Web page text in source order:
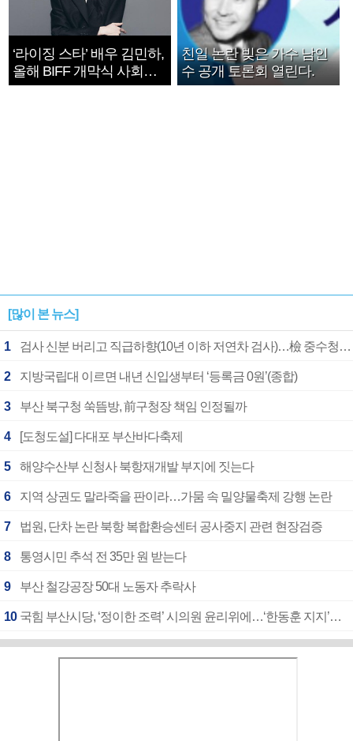
‘라이징 스타’ 배우 김민하,
올해 BIFF 개막식 사회자
확정
친일 논란 빚은 가수 남인
수 공개 토론회 열린다.
[많이 본 뉴스]
1 검사 신분 버리고 직급하향(10년 이하 저연차 검사)…檢 중수청행 기피
2 지방국립대 이르면 내년 신입생부터 ‘등록금 0원’(종합)
3 부산 북구청 쑥뜸방, 前구청장 책임 인정될까
4 [도청도설] 다대포 부산바다축제
5 해양수산부 신청사 북항재개발 부지에 짓는다
6 지역 상권도 말라죽을 판이라…가뭄 속 밀양물축제 강행 논란
7 법원, 단차 논란 북항 복합환승센터 공사중지 관련 현장검증
8 통영시민 추석 전 35만 원 받는다
9 부산 철강공장 50대 노동자 추락사
10 국힘 부산시당, ‘정이한 조력’ 시의원 윤리위에…‘한동훈 지지’도 신고접수